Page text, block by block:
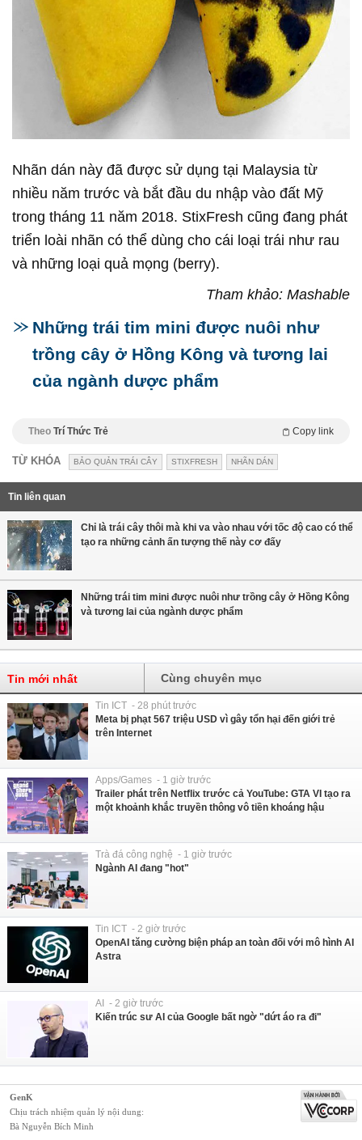
Nhãn dán này đã được sử dụng tại Malaysia từ
nhiều năm trước và bắt đầu du nhập vào đất Mỹ
trong tháng 11 năm 2018. StixFresh cũng đang phát
triển loài nhãn có thể dùng cho cái loại trái như rau
và những loại quả mọng (berry).
Tham khảo: Mashable
Những trái tim mini được nuôi như
trồng cây ở Hồng Kông và tương lai
của ngành dược phẩm
Theo Trí Thức Trẻ Copy link
TỪ KHÓA BẢO QUẢN TRÁI CÂY STIXFRESH NHÃN DÁN
Tin liên quan
Chỉ là trái cây thôi mà khi va vào nhau với tốc độ cao có thể
tạo ra những cảnh ấn tượng thế này cơ đấy
Những trái tim mini được nuôi như trồng cây ở Hồng Kông
và tương lai của ngành dược phẩm
Tin mới nhất Cùng chuyên mục
Tin ICT - 28 phút trước
Meta bị phạt 567 triệu USD vì gây tổn hại đến giới trẻ
trên Internet
Apps/Games - 1 giờ trước
Trailer phát trên Netflix trước cả YouTube: GTA VI tạo ra
một khoảnh khắc truyền thông vô tiền khoáng hậu
Trà đá công nghệ - 1 giờ trước
Ngành AI đang "hot"
Tin ICT - 2 giờ trước
OpenAI tăng cường biện pháp an toàn đối với mô hình AI
Astra
AI - 2 giờ trước
Kiến trúc sư AI của Google bất ngờ "dứt áo ra đi"
GenK
Chịu trách nhiệm quản lý nội dung:
Bà Nguyễn Bích Minh